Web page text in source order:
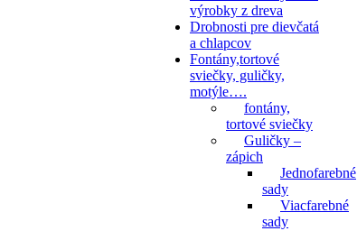
výrobky z dreva
Drobnosti pre dievčatá
a chlapcov
Fontány,tortové
sviečky, guličky,
motýle….
fontány,
tortové sviečky
Guličky –
zápich
Jednofarebné
sady
Viacfarebné
sady